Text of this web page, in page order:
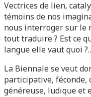
Vectrices de lien,
témoins de nos
nous interroger sur le
tout traduire ? Est ce
langue elle vaut quoi
La Biennale se veut
participative, féconde,
généreuse, ludique et